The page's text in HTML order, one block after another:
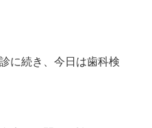
に続き、今日は歯科検